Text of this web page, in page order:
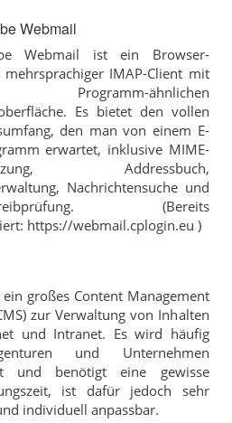
Webmail
Webmail ist ein Browser-
mehrsprachiger IMAP-Client mit
ähnlichen
Es bietet den vollen
den man von einem E-
erwartet, inklusive MIME-
Addressbuch,
Nachrichtensuche und
(Bereits
https://webmail.cplogin.eu )
großes Content Management
zur Verwaltung von Inhalten
und Intranet. Es wird häufig
und Unternehmen
und benötigt eine gewisse
ist dafür jedoch sehr
individuell anpassbar.